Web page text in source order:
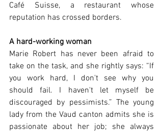
Café Suisse, a restaurant whose
reputation has crossed borders.
A hard-working woman
Marie Robert has never been afraid to
take on the task, and she rightly says: “If
you work hard, I don't see why you
should fail. I haven't let myself be
discouraged by pessimists.” The young
lady from the Vaud canton admits she is
passionate about her job; she always